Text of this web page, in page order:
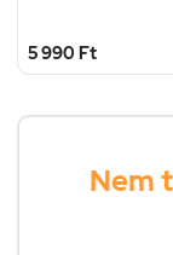
5 990 Ft
Nem